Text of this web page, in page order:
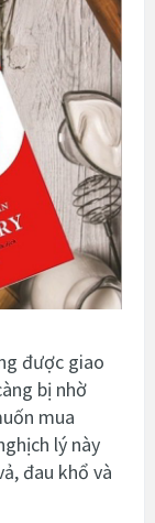
được giao
bị nhờ
mua
lý này
đau khổ và